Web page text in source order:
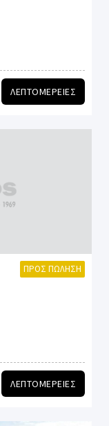
ΛΕΠΤΟΜΕΡΕΙΕΣ
ΠΡΟΣ ΠΏΛΗΣΗ
ΛΕΠΤΟΜΕΡΕΙΕΣ